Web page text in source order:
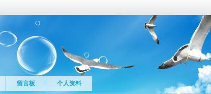
留言板 个人资料